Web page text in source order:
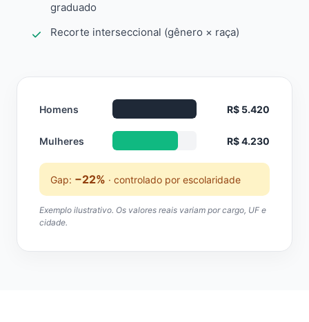
graduado
Recorte interseccional (gênero × raça)
Homens R$ 5.420
Mulheres R$ 4.230
Gap: −22% · controlado por escolaridade
Exemplo ilustrativo. Os valores reais variam por cargo, UF e
cidade.